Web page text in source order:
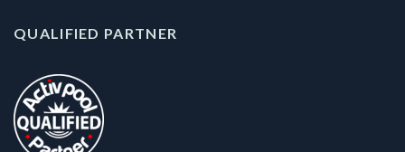
QUALIFIED PARTNER